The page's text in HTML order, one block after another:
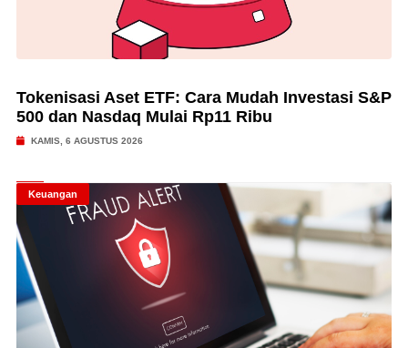
Tokenisasi Aset ETF: Cara Mudah Investasi S&P
500 dan Nasdaq Mulai Rp11 Ribu
KAMIS, 6 AGUSTUS 2026
Keuangan